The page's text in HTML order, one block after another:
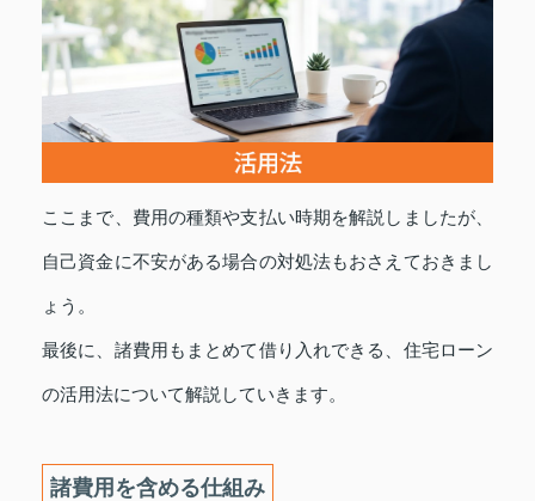
ここまで、費用の種類や支払い時期を解説しましたが、
自己資金に不安がある場合の対処法もおさえておきまし
ょう。
最後に、諸費用もまとめて借り入れできる、住宅ローン
の活用法について解説していきます。
諸費用を含める仕組み